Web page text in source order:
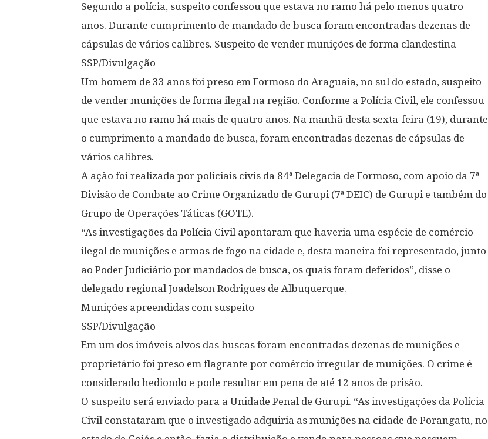
Segundo a polícia, suspeito confessou que estava no ramo há pelo menos quatro
anos. Durante cumprimento de mandado de busca foram encontradas dezenas de
cápsulas de vários calibres. Suspeito de vender munições de forma clandestina
SSP/Divulgação
Um homem de 33 anos foi preso em Formoso do Araguaia, no sul do estado, suspeito
de vender munições de forma ilegal na região. Conforme a Polícia Civil, ele confessou
que estava no ramo há mais de quatro anos. Na manhã desta sexta-feira (19), durante
o cumprimento a mandado de busca, foram encontradas dezenas de cápsulas de
vários calibres.
A ação foi realizada por policiais civis da 84ª Delegacia de Formoso, com apoio da 7ª
Divisão de Combate ao Crime Organizado de Gurupi (7ª DEIC) de Gurupi e também do
Grupo de Operações Táticas (GOTE).
“As investigações da Polícia Civil apontaram que haveria uma espécie de comércio
ilegal de munições e armas de fogo na cidade e, desta maneira foi representado, junto
ao Poder Judiciário por mandados de busca, os quais foram deferidos”, disse o
delegado regional Joadelson Rodrigues de Albuquerque.
Munições apreendidas com suspeito
SSP/Divulgação
Em um dos imóveis alvos das buscas foram encontradas dezenas de munições e
proprietário foi preso em flagrante por comércio irregular de munições. O crime é
considerado hediondo e pode resultar em pena de até 12 anos de prisão.
O suspeito será enviado para a Unidade Penal de Gurupi. “As investigações da Polícia
Civil constataram que o investigado adquiria as munições na cidade de Porangatu, no